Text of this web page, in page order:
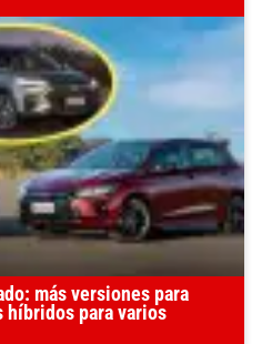
más versiones para
híbridos para varios